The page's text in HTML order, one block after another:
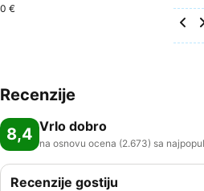
0 €
Recenzije
8,4 Vrlo dobro
na osnovu ocena (2.673) sa
Recenzije gostiju